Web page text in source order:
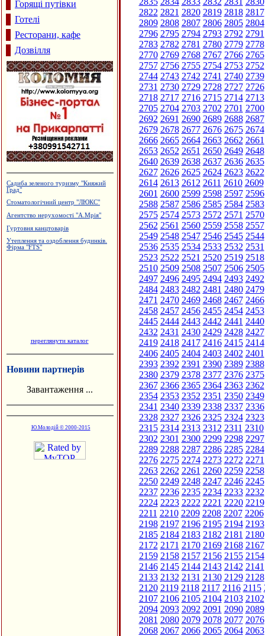
Горящі путівки
Готелі
Ресторани, кафе
Дозвілля
Готельно-ресторанний комплекс
"Беркут"
Архітектурне проектування.
Готельний комплекс "Вербіж"
переглянути каталог
Новини партнерів
Завантаження ...
Ю.Молодій © 2000-2015
2822 2821 2820 2819 2818 2817
2809 2808 2807 2806 2805 2804
2796 2795 2794 2793 2792 2791
2783 2782 2781 2780 2779 2778
2770 2769 2768 2767 2766 2765
2757 2756 2755 2754 2753 2752
2744 2743 2742 2741 2740 2739
2731 2730 2729 2728 2727 2726
2718 2717 2716 2715 2714 2713
2705 2704 2703 2702 2701 2700
2692 2691 2690 2689 2688 2687
2679 2678 2677 2676 2675 2674
2666 2665 2664 2663 2662 2661
2653 2652 2651 2650 2649 2648
2640 2639 2638 2637 2636 2635
2627 2626 2625 2624 2623 2622
2614 2613 2612 2611 2610 2609
2601 2600 2599 2598 2597 2596
2588 2587 2586 2585 2584 2583
2575 2574 2573 2572 2571 2570
2562 2561 2560 2559 2558 2557
2549 2548 2547 2546 2545 2544
2536 2535 2534 2533 2532 2531
2523 2522 2521 2520 2519 2518
2510 2509 2508 2507 2506 2505
2497 2496 2495 2494 2493 2492
2484 2483 2482 2481 2480 2479
2471 2470 2469 2468 2467 2466
2458 2457 2456 2455 2454 2453
2445 2444 2443 2442 2441 2440
2432 2431 2430 2429 2428 2427
2419 2418 2417 2416 2415 2414
2406 2405 2404 2403 2402 2401
2393 2392 2391 2390 2389 2388
2380 2379 2378 2377 2376 2375
2367 2366 2365 2364 2363 2362
2354 2353 2352 2351 2350 2349
2341 2340 2339 2338 2337 2336
2328 2327 2326 2325 2324 2323
2315 2314 2313 2312 2311 2310
2302 2301 2300 2299 2298 2297
2289 2288 2287 2286 2285 2284
2276 2275 2274 2273 2272 2271
2263 2262 2261 2260 2259 2258
2250 2249 2248 2247 2246 2245
2237 2236 2235 2234 2233 2232
2224 2223 2222 2221 2220 2219
2211 2210 2209 2208 2207 2206
2198 2197 2196 2195 2194 2193
2185 2184 2183 2182 2181 2180
2172 2171 2170 2169 2168 2167
2159 2158 2157 2156 2155 2154
2146 2145 2144 2143 2142 2141
2133 2132 2131 2130 2129 2128
2120 2119 2118 2117 2116 2115
2107 2106 2105 2104 2103 2102
2094 2093 2092 2091 2090 2089
2081 2080 2079 2078 2077 2076
2068 2067 2066 2065 2064 2063